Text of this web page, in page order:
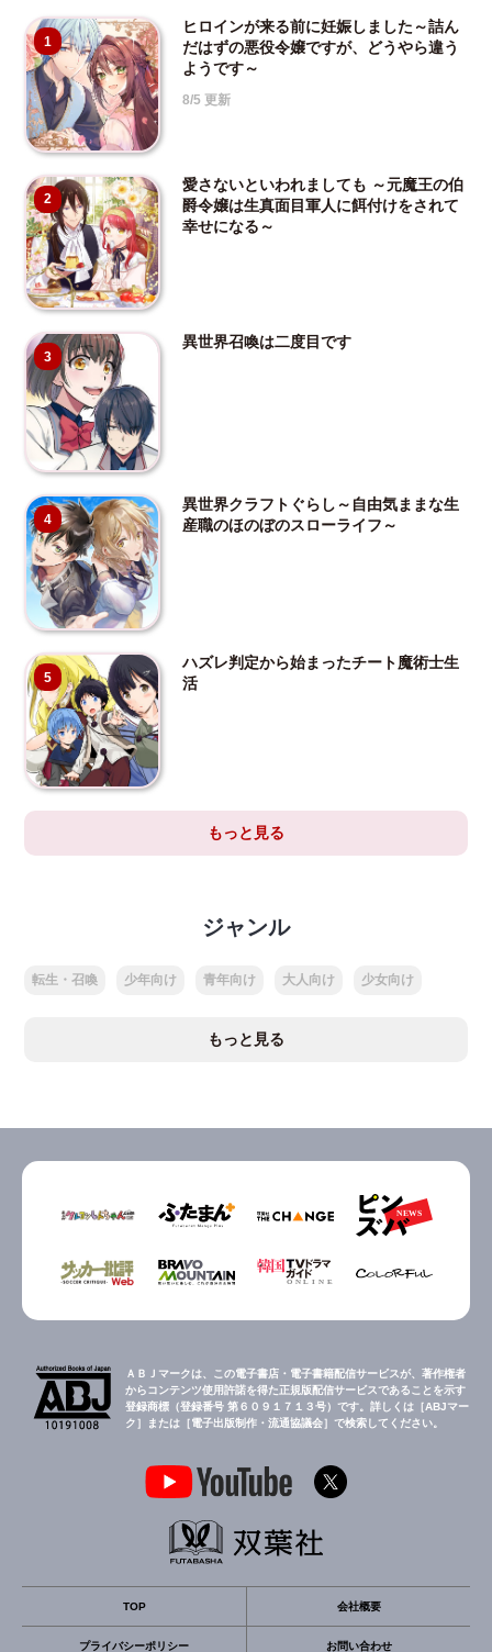
1
ヒロインが来る前に妊娠しました～詰ん
だはずの悪役令嬢ですが、どうやら違う
ようです～
8/5 更新
2
愛さないといわれましても ～元魔王の伯
爵令嬢は生真面目軍人に餌付けをされて
幸せになる～
3
異世界召喚は二度目です
4
異世界クラフトぐらし～自由気ままな生
産職のほのぼのスローライフ～
5
ハズレ判定から始まったチート魔術士生
活
もっと見る
ジャンル
転生・召喚 少年向け 青年向け 大人向け 少女向け
もっと見る
ＡＢＪマークは、この電子書店・電子書籍配信サービスが、著作権者
からコンテンツ使用許諾を得た正規版配信サービスであることを示す
登録商標（登録番号 第６０９１７１３号）です。詳しくは［ABJマー
ク］または［電子出版制作・流通協議会］で検索してください。
TOP 会社概要
プライバシーポリシー お問い合わせ